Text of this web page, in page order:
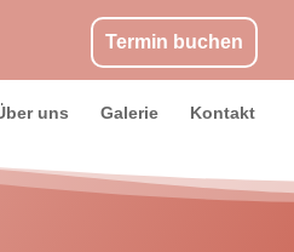
Termin buchen
uns Galerie Kontakt